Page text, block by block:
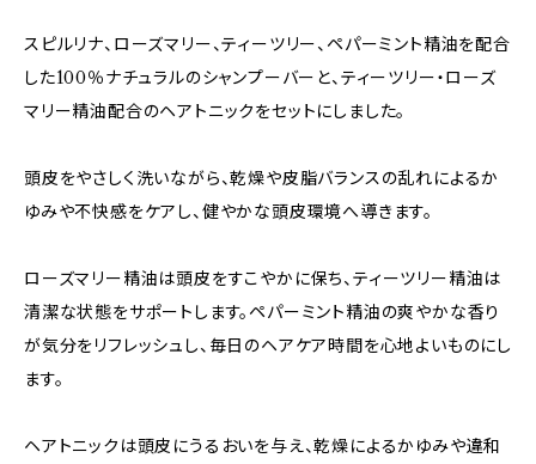
スピルリナ、ローズマリー、ティーツリー、ペパーミント精油を配合
した100％ナチュラルのシャンプーバーと、ティーツリー・ローズ
マリー精油配合のヘアトニックをセットにしました。
頭皮をやさしく洗いながら、乾燥や皮脂バランスの乱れによるか
ゆみや不快感をケアし、健やかな頭皮環境へ導きます。
ローズマリー精油は頭皮をすこやかに保ち、ティーツリー精油は
清潔な状態をサポートします。ペパーミント精油の爽やかな香り
が気分をリフレッシュし、毎日のヘアケア時間を心地よいものにし
ます。
ヘアトニックは頭皮にうるおいを与え、乾燥によるかゆみや違和